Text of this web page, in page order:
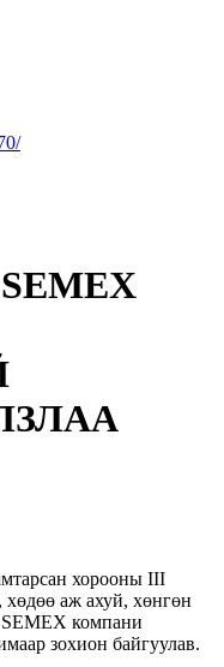
хорооны III
аж ахуй, хөнгөн
компани
зохион байгуулав.